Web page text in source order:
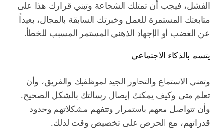
الفشل، فيجب أن تمتلك الشجاعة وتبني قرارك هذا على
متابعتك المستمرة للعمل وخبرتك السابقة بالمجال، بعيداً
عن الغضب أو الإجهاد الذهني المستمر المسبب للخطأ.
يتسم بالذكاء الاجتماعي
وتعني الاستماع والتحاور الجيد لموظفيك والفريق، وأن
تعلم متى وكيف يمكنك إيصال رسالتك بالشكل الصحيح.
وأن تتواصل معهم باستمرار وتتفهم مشكلاتهم وحدود
قدراتهم، مع الحرص على تخصيص وقت لذلك.